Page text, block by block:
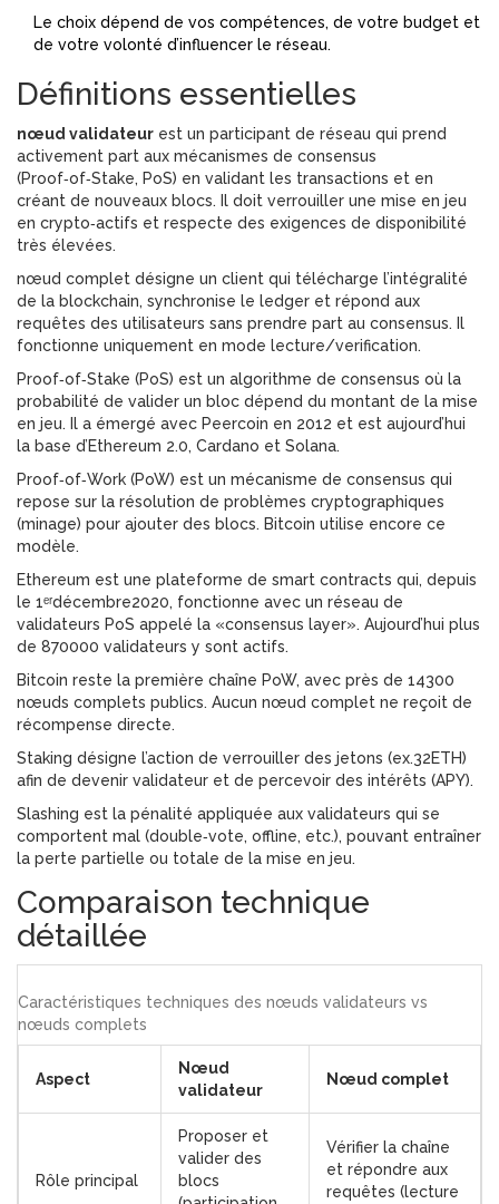
Le choix dépend de vos compétences, de votre budget et
de votre volonté d’influencer le réseau.
Définitions essentielles
nœud validateur est un participant de réseau qui prend
activement part aux mécanismes de consensus
(Proof‑of‑Stake, PoS) en validant les transactions et en
créant de nouveaux blocs. Il doit verrouiller une mise en jeu
en crypto‑actifs et respecte des exigences de disponibilité
très élevées.
nœud complet désigne un client qui télécharge l’intégralité
de la blockchain, synchronise le ledger et répond aux
requêtes des utilisateurs sans prendre part au consensus. Il
fonctionne uniquement en mode lecture/verification.
Proof‑of‑Stake (PoS) est un algorithme de consensus où la
probabilité de valider un bloc dépend du montant de la mise
en jeu. Il a émergé avec Peercoin en 2012 et est aujourd’hui
la base d’Ethereum 2.0, Cardano et Solana.
Proof‑of‑Work (PoW) est un mécanisme de consensus qui
repose sur la résolution de problèmes cryptographiques
(minage) pour ajouter des blocs. Bitcoin utilise encore ce
modèle.
Ethereum est une plateforme de smart contracts qui, depuis
le 1ᵉʳdécembre2020, fonctionne avec un réseau de
validateurs PoS appelé la «consensus layer». Aujourd’hui plus
de 870000 validateurs y sont actifs.
Bitcoin reste la première chaîne PoW, avec près de 14300
nœuds complets publics. Aucun nœud complet ne reçoit de
récompense directe.
Staking désigne l’action de verrouiller des jetons (ex.32ETH)
afin de devenir validateur et de percevoir des intérêts (APY).
Slashing est la pénalité appliquée aux validateurs qui se
comportent mal (double‑vote, offline, etc.), pouvant entraîner
la perte partielle ou totale de la mise en jeu.
Comparaison technique
détaillée
Caractéristiques techniques des nœuds validateurs vs
nœuds complets
Aspect
Nœud
validateur
Nœud complet
Rôle principal
Proposer et
valider des
blocs
Vérifier la chaîne
et répondre aux
requêtes (lecture